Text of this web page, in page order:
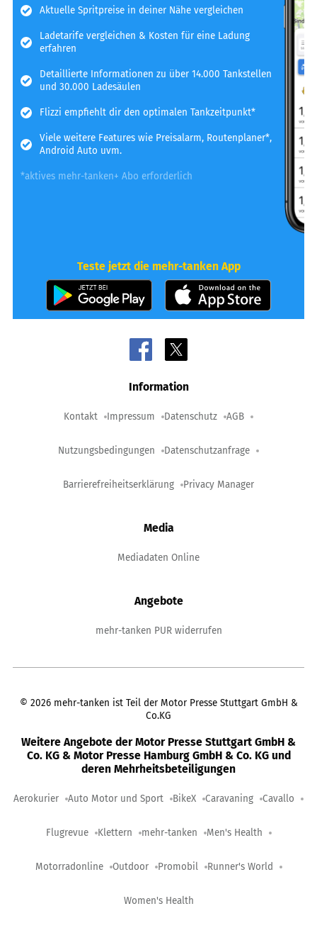
Aktuelle Spritpreise in deiner Nähe vergleichen
Ladetarife vergleichen & Kosten für eine Ladung
erfahren
Detaillierte Informationen zu über 14.000 Tankstellen
und 30.000 Ladesäulen
Flizzi empfiehlt dir den optimalen Tankzeitpunkt*
Viele weitere Features wie Preisalarm, Routenplaner*,
Android Auto uvm.
*aktives mehr-tanken+ Abo erforderlich
Teste jetzt die mehr-tanken App
Information
Kontakt Impressum Datenschutz AGB
Nutzungsbedingungen Datenschutzanfrage
Barrierefreiheitserklärung Privacy Manager
Media
Mediadaten Online
Angebote
mehr-tanken PUR widerrufen
© 2026 mehr-tanken ist Teil der Motor Presse Stuttgart GmbH &
Co.KG
Weitere Angebote der Motor Presse Stuttgart GmbH &
Co. KG & Motor Presse Hamburg GmbH & Co. KG und
deren Mehrheitsbeteiligungen
Aerokurier Auto Motor und Sport BikeX Caravaning Cavallo
Flugrevue Klettern mehr-tanken Men's Health
Motorradonline Outdoor Promobil Runner's World
Women's Health